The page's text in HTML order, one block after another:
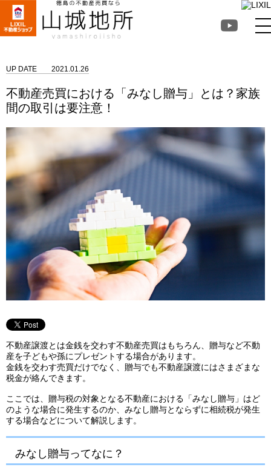
UP DATE 2021.01.26
不動産売買における「みなし贈与」とは？家族
間の取引は要注意！
不動産譲渡とは金銭を交わす不動産売買はもちろん、贈与など不動
産を子どもや孫にプレゼントする場合があります。
金銭を交わす売買だけでなく、贈与でも不動産譲渡にはさまざまな
税金が絡んできます。
ここでは、贈与税の対象となる不動産における「みなし贈与」はど
のような場合に発生するのか、みなし贈与とならずに相続税が発生
する場合などについて解説します。
みなし贈与ってなに？